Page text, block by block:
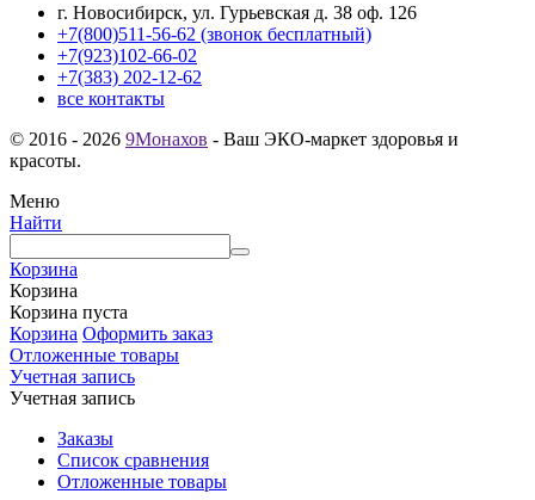
г. Новосибирск, ул. Гурьевская д. 38 оф. 126
+7(800)511-56-62 (звонок бесплатный)
+7(923)102-66-02
+7(383) 202-12-62
все контакты
© 2016 - 2026 9Монахов - Ваш ЭКО-маркет здоровья и
красоты.
Меню
Найти
Корзина
Корзина
Корзина пуста
Корзина Оформить заказ
Отложенные товары
Учетная запись
Учетная запись
Заказы
Список сравнения
Отложенные товары